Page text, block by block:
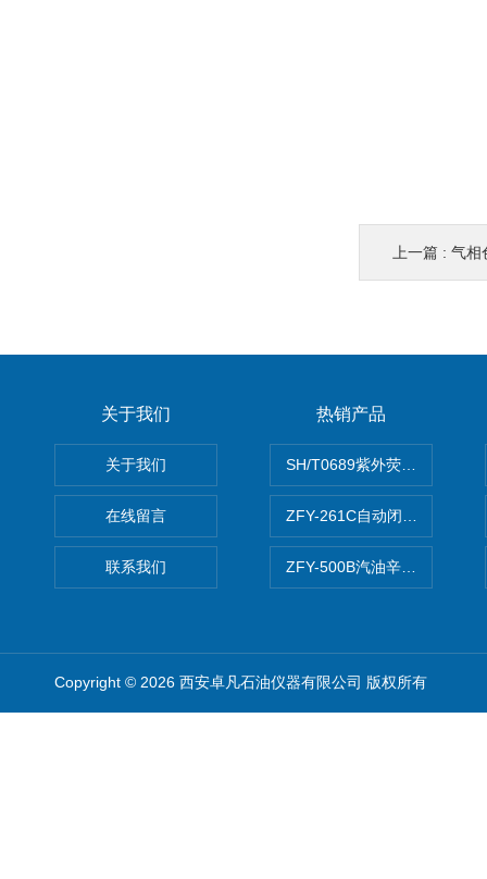
上一篇 : 气相
关于我们
关于我们
在线留言
联系我们
热销产品
SH/T0689紫外荧光测硫仪
ZFY-261C自动闭口闪点测定
ZFY-500B汽油辛烷值测定仪
Copyright © 2026 西安卓凡石油仪器有限公司 版权所有